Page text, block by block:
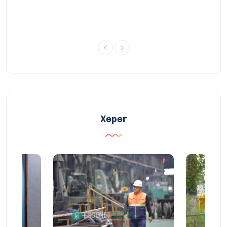
Судалгаа, шинжилгээний хүрээлэн
үйлдвэрлэлийн үр ашгийг нэмэгдүүлэх
судалгаагаа өргөжүүлж байна
31/07/2026
Хөрөг